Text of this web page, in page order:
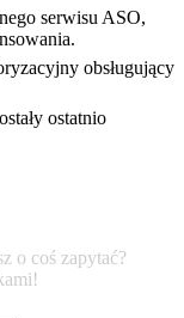
serwisu ASO,
obsługujący
ostatnio
o coś zapytać?